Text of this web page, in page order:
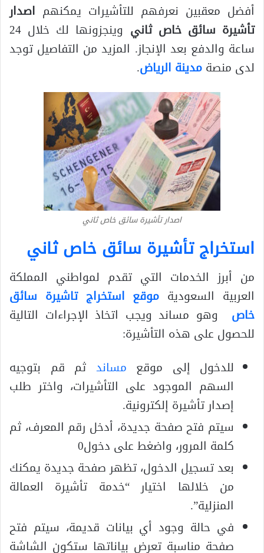
أفضل معقبين نعرفهم للتأشيرات يمكنهم اصدار
تأشيرة سائق خاص ثاني
وينجزونها لك خلال 24
ساعة والدفع بعد الإنجاز. المزيد من التفاصيل توجد
لدى منصةمدينة الرياض.
اصدار تأشيرة سائق خاص ثاني
استخراج تأشيرة سائق خاص ثاني
من أبرز الخدمات التي تقدم لمواطني المملكة
العربية السعودية موقع استخراج تاشيرة سائق
خاص وهو مساند ويجب اتخاذ الإجراءات التالية
للحصول على هذه التأشيرة:
للدخول إلى موقع مساند ثم قم بتوجيه
السهم الموجود على التأشيرات، واختر طلب
إصدار تأشيرة إلكترونية.
سيتم فتح صفحة جديدة، أدخل رقم المعرف، ثم
كلمة المرور، واضغط على دخول0
بعد تسجيل الدخول، تظهر صفحة جديدة يمكنك
من خلالها اختيار “خدمة تأشيرة العمالة
المنزلية”.
في حالة وجود أي بيانات قديمة، سيتم فتح
صفحة مناسبة تعرض بياناتها ستكون الشاشة